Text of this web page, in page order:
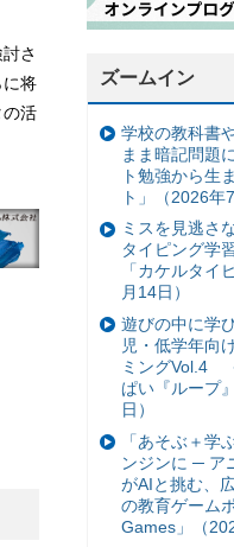
さ
に将
の活
ズームイン
学校の教科書
まま暗記問題
ト勉強から生
ト」（2026年
ミスを見逃さ
タイピング学
「カケルタイ
月14日）
遊びの中に学
児・低学年向
ミングVol.4
ぱい『ループ
日）
「あそぶ＋学
ンジンに ─ ア
がAIと挑む、
の教育ゲーム
Games」（